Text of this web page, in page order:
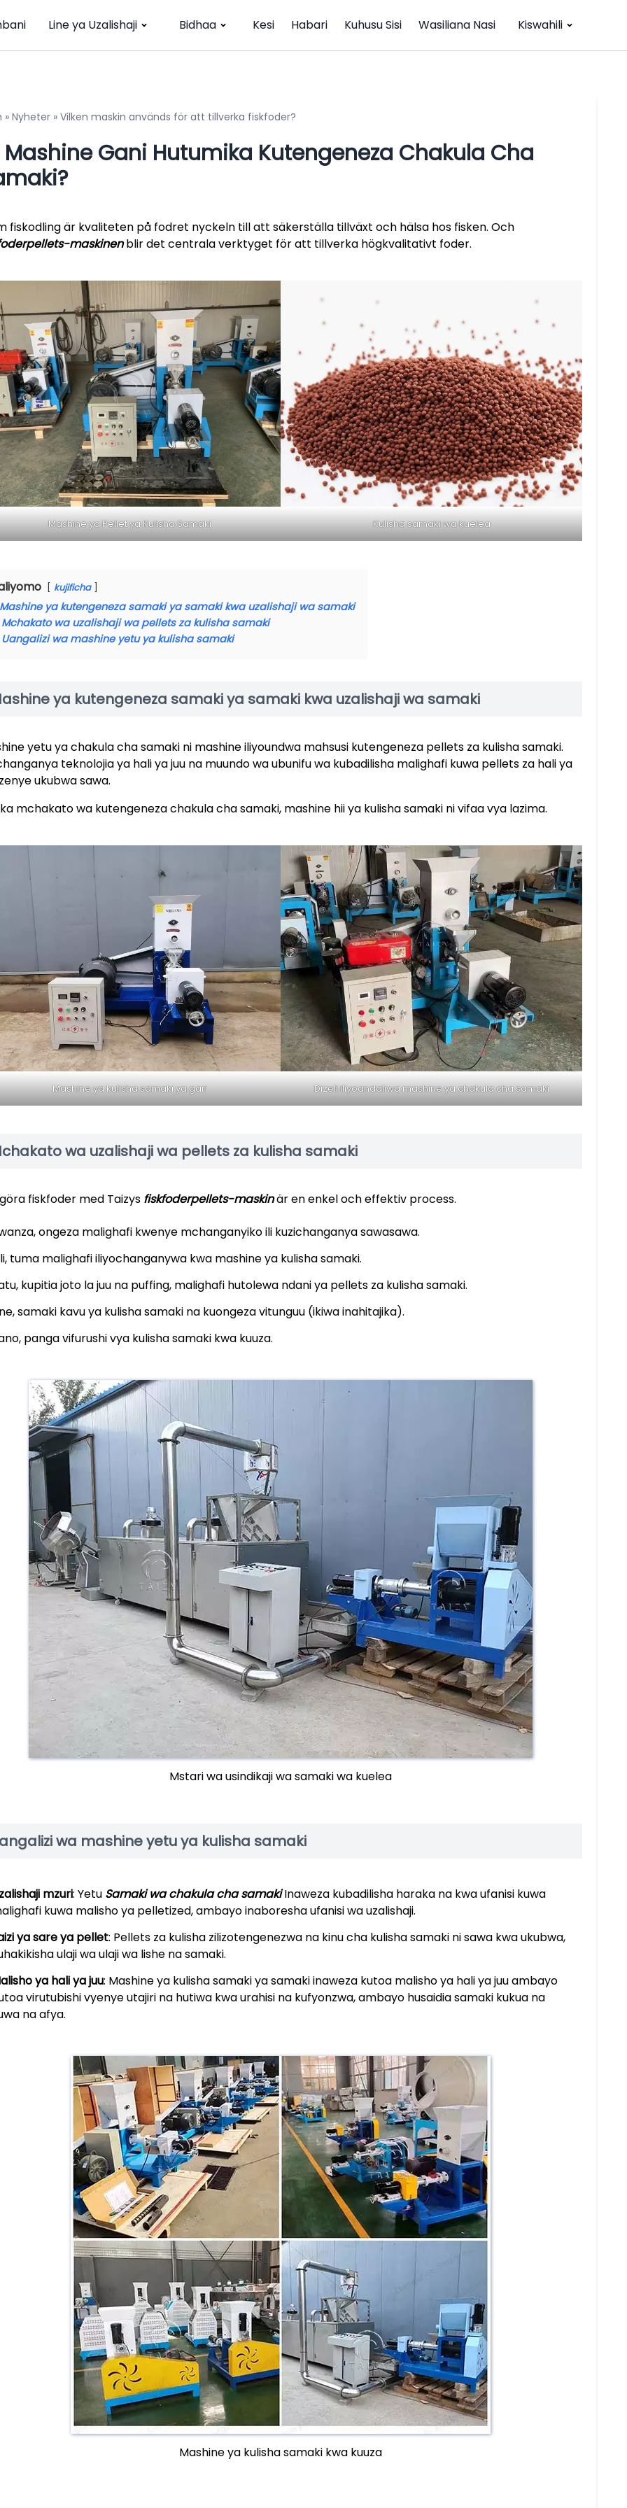
Line ya Uzalishaji Bidhaa Kesi Habari Kuhusu Sisi Wasiliana Nasi Kiswahili
» Nyheter » Vilken maskin används för att tillverka fiskfoder?
Mashine Gani Hutumika Kutengeneza Chakula Cha
fiskodling är kvaliteten på fodret nyckeln till att säkerställa tillväxt och hälsa hos fisken. Och
maskinenblir det centrala verktyget för att tillverka högkvalitativt foder.
Mashine ya Pellet ya Kulisha Samaki Kulisha samaki wa kuelea
kujificha
Mashine ya kutengeneza samaki ya samaki kwa uzalishaji wa samaki
Mchakato wa uzalishaji wa pellets za kulisha samaki
Uangalizi wa mashine yetu ya kulisha samaki
ya kutengeneza samaki ya samaki kwa uzalishaji wa samaki
yetu ya chakula cha samaki ni mashine iliyoundwa mahsusi kutengeneza pellets za kulisha samaki.
teknolojia ya hali ya juu na muundo wa ubunifu wa kubadilisha malighafi kuwa pellets za hali ya
ukubwa sawa.
mchakato wa kutengeneza chakula cha samaki, mashine hii ya kulisha samaki ni vifaa vya lazima.
Mashine ya kulisha samaki ya gari Dizeli iliyoandaliwa mashine ya chakula cha samaki
wa uzalishaji wa pellets za kulisha samaki
fiskfoder med Taizys fiskfoderpellets-maskinär en enkel och effektiv process.
ongeza malighafi kwenye mchanganyiko ili kuzichanganya sawasawa.
tuma malighafi iliyochanganywa kwa mashine ya kulisha samaki.
kupitia joto la juu na puffing, malighafi hutolewa ndani ya pellets za kulisha samaki.
samaki kavu ya kulisha samaki na kuongeza vitunguu (ikiwa inahitajika).
panga vifurushi vya kulisha samaki kwa kuuza.
Mstari wa usindikaji wa samaki wa kuelea
wa mashine yetu ya kulisha samaki
mzuri: Yetu Samaki wa chakula cha samakiInaweza kubadilisha haraka na kwa ufanisi kuwa
kuwa malisho ya pelletized, ambayo inaboresha ufanisi wa uzalishaji.
ya sare ya pellet: Pellets za kulisha zilizotengenezwa na kinu cha kulisha samaki ni sawa kwa ukubwa,
ulaji wa ulaji wa lishe na samaki.
ya hali ya juu: Mashine ya kulisha samaki ya samaki inaweza kutoa malisho ya hali ya juu ambayo
virutubishi vyenye utajiri na hutiwa kwa urahisi na kufyonzwa, ambayo husaidia samaki kukua na
na afya.
Mashine ya kulisha samaki kwa kuuza